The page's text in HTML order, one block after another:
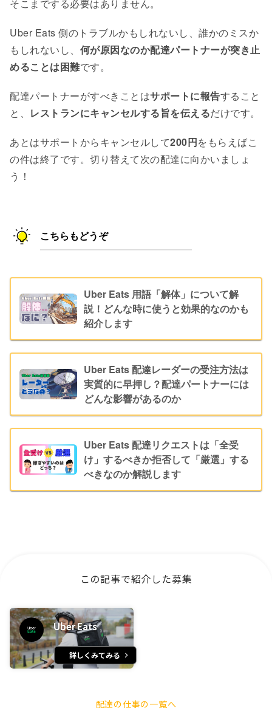
そこまでする必要はありません。
Uber Eats 側のトラブルかもしれないし、誰かのミスか
もしれないし、 何が原因なのか配達パートナーが突き止
めることは困難です。
配達パートナーがすべきことはサポートに報告すること
と、 レストランにキャンセルする旨を伝えるだけです。
あとはサポートからキャンセルして200円をもらえばこ
の件は終了です。切り替えて次の配達に向かいましょ
う！
こちらもどうぞ
Uber Eats 用語「解体」について解
説！どんな時に使うと効果的なのかも
紹介します
Uber Eats 配達レーダーの受注方法は
実質的に早押し？配達パートナーには
どんな影響があるのか
Uber Eats 配達リクエストは「全受
け」するべきか拒否して「厳選」する
べきなのか解説します
この記事で紹介した募集
Uber Eats
詳しくみてみる
配達の仕事の一覧へ